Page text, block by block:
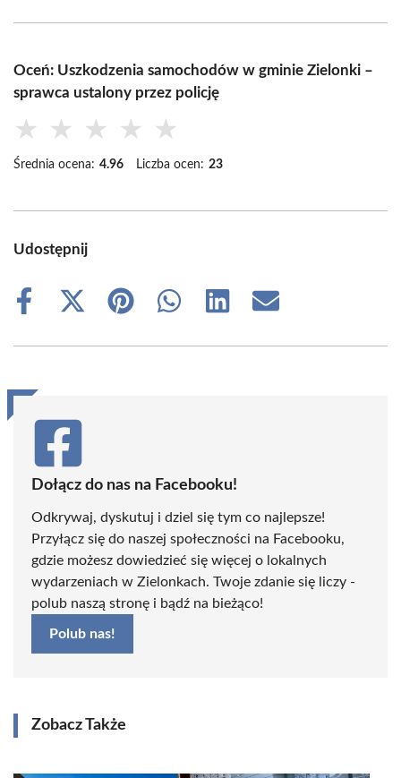
Oceń: Uszkodzenia samochodów w gminie Zielonki –
sprawca ustalony przez policję
★ ★ ★ ★ ★
Średnia ocena: 4.96 Liczba ocen: 23
Udostępnij
Share
Share
(Twitter)
Share
Share
Share
Share
Dołącz do nas na Facebooku!
Odkrywaj, dyskutuj i dziel się tym co najlepsze!
Przyłącz się do naszej społeczności na Facebooku,
gdzie możesz dowiedzieć się więcej o lokalnych
wydarzeniach w Zielonkach. Twoje zdanie się liczy -
polub naszą stronę i bądź na bieżąco!
Polub nas!
Zobacz Także